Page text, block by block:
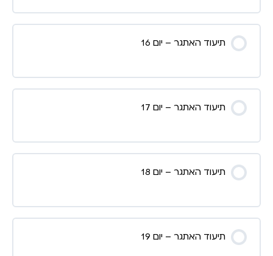
תיעוד האתגר – יום 16
תיעוד האתגר – יום 17
תיעוד האתגר – יום 18
תיעוד האתגר – יום 19